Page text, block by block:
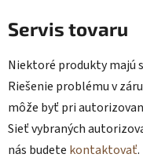
Servis tovaru
Niektoré produkty majú
Riešenie problému v
môže byť pri
Sieť vybraných
nás budete kontaktovať.